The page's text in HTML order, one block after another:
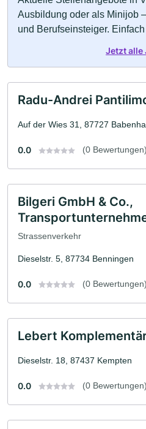
Ausbildung oder als Minijob
und Berufseinsteiger.
Jetzt alle
Radu-Andrei
Auf der Wies 31, 87727
0.0 (0 Bewertungen)
Bilgeri GmbH & Co.,
Strassenverkehr
Dieselstr. 5, 87734 Benningen
0.0 (0 Bewertungen)
Lebert
Dieselstr. 18, 87437 Kempten
0.0 (0 Bewertungen)